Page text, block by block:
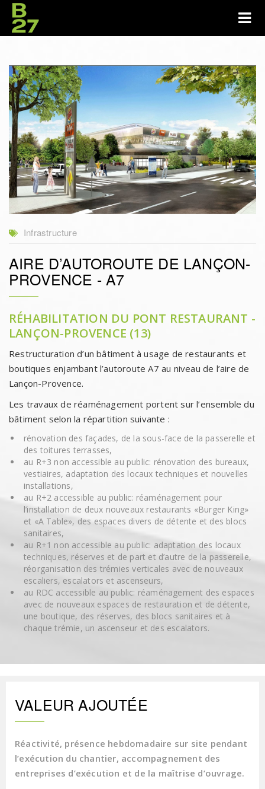
Infrastructure
AIRE D’AUTOROUTE DE LANÇON-
PROVENCE - A7
RÉHABILITATION DU PONT RESTAURANT -
LANÇON-PROVENCE (13)
Restructuration d’un bâtiment à usage de restaurants et
boutiques enjambant l’autoroute A7 au niveau de l’aire de
Lançon-Provence.
Les travaux de réaménagement portent sur l’ensemble du
bâtiment selon la répartition suivante :
rénovation des façades, de la sous-face de la passerelle et
des toitures terrasses,
au R+3 non accessible au public: rénovation des bureaux,
vestiaires, adaptation des locaux techniques et nouvelles
installations,
au R+2 accessible au public: réaménagement pour
l’installation de deux nouveaux restaurants «Burger King»
et «A Table», des espaces divers de détente et des blocs
sanitaires,
au R+1 non accessible au public: adaptation des locaux
techniques, réserves et de part et d’autre de la passerelle,
réorganisation des trémies verticales avec de nouveaux
escaliers, escalators et ascenseurs,
au RDC accessible au public: réaménagement des espaces
avec de nouveaux espaces de restauration et de détente,
une boutique, des réserves, des blocs sanitaires et à
chaque trémie, un ascenseur et des escalators.
VALEUR AJOUTÉE
Réactivité, présence hebdomadaire sur site pendant
l’exécution du chantier, accompagnement des
entreprises d’exécution et de la maîtrise d’ouvrage.